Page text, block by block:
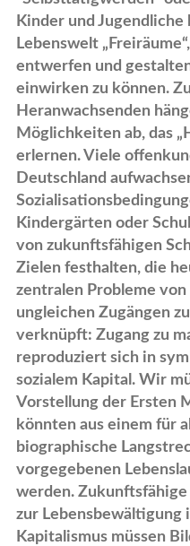
Kinder und
Lebenswelt
entwerfen und
einwirken zu können.
Heranwachsenden
Möglichkeiten ab, das
erlernen. Viele
Deutschland
Kindergärten oder
von zukunftsfähigen
Zielen festhalten, die
zentralen Probleme
ungleichen Zugängen
verknüpft: Zugang zu
reproduziert sich in
sozialem Kapital. Wir
Vorstellung der Ersten
könnten aus einem für
biographische
vorgegebenen
werden.
zur Lebensbewältigung
Kapitalismus müssen